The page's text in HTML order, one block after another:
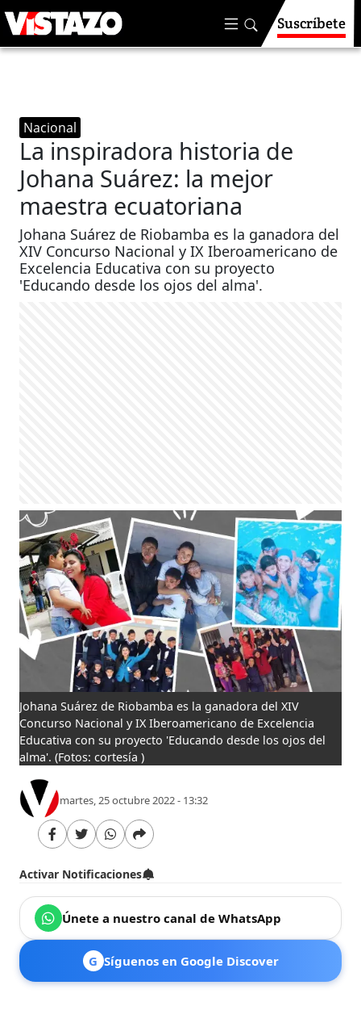
Suscríbete
Nacional
La inspiradora historia de
Johana Suárez: la mejor
maestra ecuatoriana
Johana Suárez de Riobamba es la ganadora del
XIV Concurso Nacional y IX Iberoamericano de
Excelencia Educativa con su proyecto
'Educando desde los ojos del alma'.
Johana Suárez de Riobamba es la ganadora del XIV
Concurso Nacional y IX Iberoamericano de Excelencia
Educativa con su proyecto 'Educando desde los ojos del
alma'. (Fotos: cortesía )
martes, 25 octubre 2022 - 13:32
Activar Notificaciones
Únete a nuestro canal de WhatsApp
G Síguenos en Google Discover